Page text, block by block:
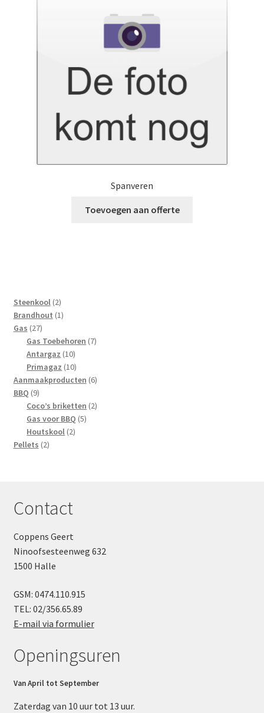
Spanveren
Toevoegen aan offerte
Steenkool 22
producten
Brandhout 11
Gas 2727
producten
Gas Toebehoren 77
Antargaz 1010
producten
Primagaz 1010
producten
Aanmaakproducten 66
BBQ 99
producten
Coco’s briketten 22
Gas voor BBQ 55
Houtskool 22
Pellets 22
Contact
Coppens Geert
Ninoofsesteenweg 632
1500 Halle
GSM: 0474.110.915
TEL: 02/356.65.89
E-mail via formulier
Openingsuren
Van April tot September
Zaterdag van 10 uur tot 13 uur.